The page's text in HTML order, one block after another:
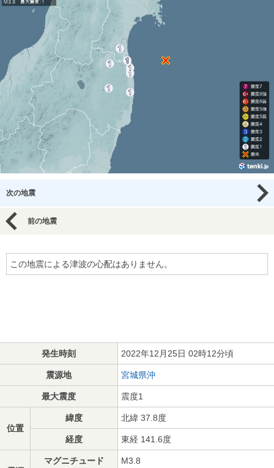
次の地震
前の地震
この地震による津波の心配はありません。
発生時刻 2022年12月25日 02時12分頃
震源地 宮城県沖
最大震度 震度1
位置
緯度 北緯 37.8度
経度 東経 141.6度
マグニチュード M3.8